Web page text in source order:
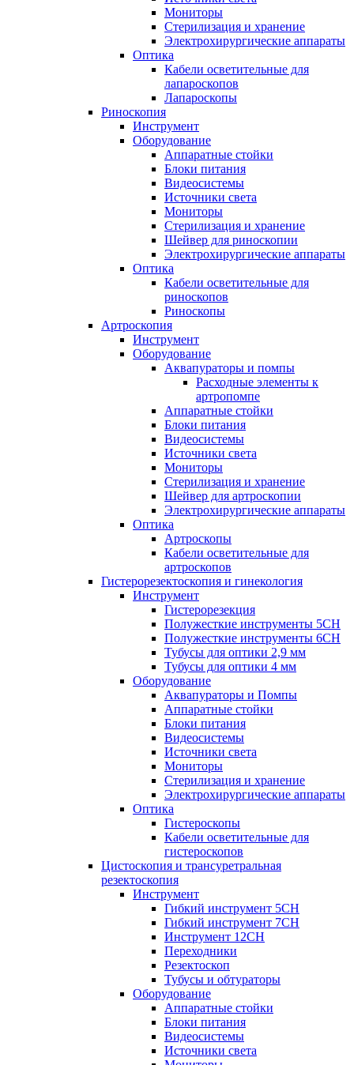
Мониторы
Стерилизация и хранение
Электрохирургические аппараты
Оптика
Кабели осветительные для
лапароскопов
Лапароскопы
Риноскопия
Инструмент
Оборудование
Аппаратные стойки
Блоки питания
Видеосистемы
Источники света
Мониторы
Стерилизация и хранение
Шейвер для риноскопии
Электрохирургические аппараты
Оптика
Кабели осветительные для
риноскопов
Риноскопы
Артроскопия
Инструмент
Оборудование
Аквапураторы и помпы
Расходные элементы к
артропомпе
Аппаратные стойки
Блоки питания
Видеосистемы
Источники света
Мониторы
Стерилизация и хранение
Шейвер для артроскопии
Электрохирургические аппараты
Оптика
Артроскопы
Кабели осветительные для
артроскопов
Гистерорезектоскопия и гинекология
Инструмент
Гистерорезекция
Полужесткие инструменты 5CH
Полужесткие инструменты 6CH
Тубусы для оптики 2,9 мм
Тубусы для оптики 4 мм
Оборудование
Аквапураторы и Помпы
Аппаратные стойки
Блоки питания
Видеосистемы
Источники света
Мониторы
Стерилизация и хранение
Электрохирургические аппараты
Оптика
Гистероскопы
Кабели осветительные для
гистероскопов
Цистоскопия и трансуретральная
резектоскопия
Инструмент
Гибкий инструмент 5CH
Гибкий инструмент 7CH
Инструмент 12CH
Переходники
Резектоскоп
Тубусы и обтураторы
Оборудование
Аппаратные стойки
Блоки питания
Видеосистемы
Источники света